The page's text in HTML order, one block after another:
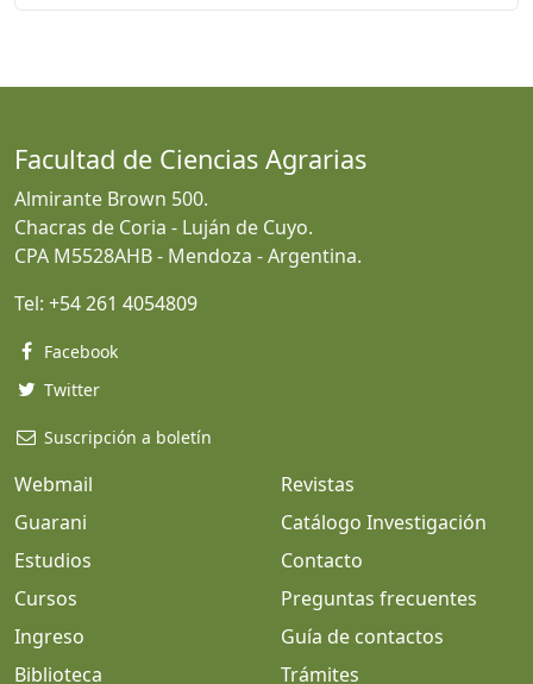
Facultad de Ciencias Agrarias
Almirante Brown 500.
Chacras de Coria - Luján de Cuyo.
CPA M5528AHB - Mendoza - Argentina.
Tel: +54 261 4054809
Facebook
Twitter
Suscripción a boletín
Webmail
Guarani
Estudios
Cursos
Ingreso
Biblioteca
Revistas
Catálogo Investigación
Contacto
Preguntas frecuentes
Guía de contactos
Trámites